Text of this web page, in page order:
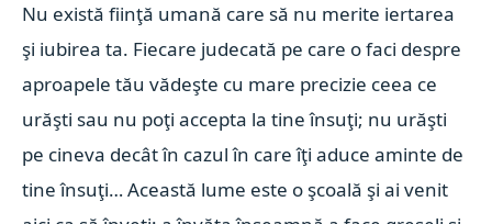
Nu există fiinţă umană care să nu merite iertarea
şi iubirea ta. Fiecare judecată pe care o faci despre
aproapele tău vădeşte cu mare precizie ceea ce
urăşti sau nu poţi accepta la tine însuţi; nu urăşti
pe cineva decât în cazul în care îţi aduce aminte de
tine însuţi…Această lume este o şcoală şi ai venit